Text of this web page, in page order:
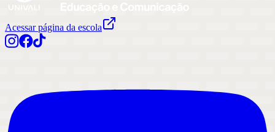
Acessar página da escola